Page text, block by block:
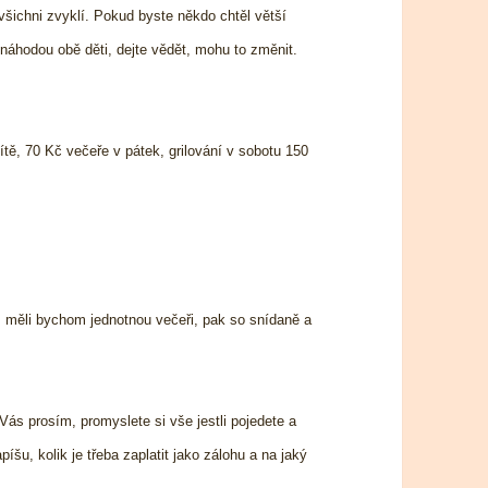
zvyklí. Pokud byste někdo chtěl větší
obě děti, dejte vědět, mohu to změnit.
70 Kč večeře v pátek, grilování v sobotu 150
bychom jednotnou večeři, pak so snídaně a
prosím, promyslete si vše jestli pojedete a
kolik je třeba zaplatit jako zálohu a na jaký